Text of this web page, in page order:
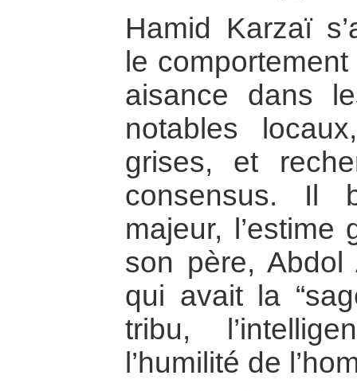
Hamid Karzaï
le
aisance dans
notables
grises, et
consensus. Il
majeur, l’estime
son père, Abdol
qui avait la
tribu,
l’humilité de